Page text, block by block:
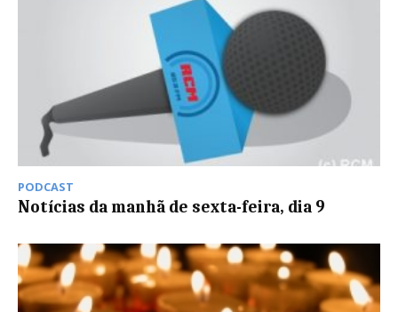
PODCAST
Notícias da manhã de sexta-feira, dia 9